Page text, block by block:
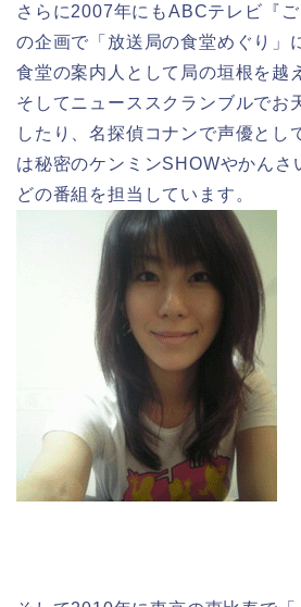
さらに2007年にもABCテレビ『ご
の企画で「放送局の食堂めぐり」
食堂の案内人として局の垣根を越
そしてニューススクランブルでお
したり、名探偵コナンで声優とし
は秘密のケンミンSHOWやかんさ
どの番組を担当しています。